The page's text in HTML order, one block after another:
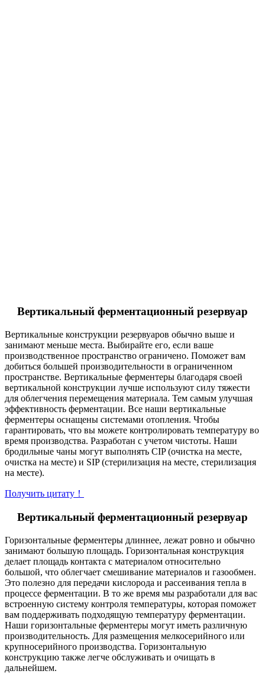
Вертикальный ферментационный резервуар
Вертикальные конструкции резервуаров обычно выше и
занимают меньше места. Выбирайте его, если ваше
производственное пространство ограничено. Поможет вам
добиться большей производительности в ограниченном
пространстве. Вертикальные ферментеры благодаря своей
вертикальной конструкции лучше используют силу тяжести
для облегчения перемещения материала. Тем самым улучшая
эффективность ферментации. Все наши вертикальные
ферментеры оснащены системами отопления. Чтобы
гарантировать, что вы можете контролировать температуру во
время производства. Разработан с учетом чистоты. Наши
бродильные чаны могут выполнять CIP (очистка на месте,
очистка на месте) и SIP (стерилизация на месте, стерилизация
на месте).
Получить цитату！
Вертикальный ферментационный резервуар
Горизонтальные ферментеры длиннее, лежат ровно и обычно
занимают большую площадь. Горизонтальная конструкция
делает площадь контакта с материалом относительно
большой, что облегчает смешивание материалов и газообмен.
Это полезно для передачи кислорода и рассеивания тепла в
процессе ферментации. В то же время мы разработали для вас
встроенную систему контроля температуры, которая поможет
вам поддерживать подходящую температуру ферментации.
Наши горизонтальные ферментеры могут иметь различную
производительность. Для размещения мелкосерийного или
крупносерийного производства. Горизонтальную
конструкцию также легче обслуживать и очищать в
дальнейшем.